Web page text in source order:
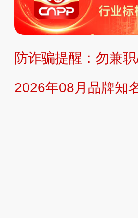
不代理、不招商、不
持投资购买的观点或
提交说明： 快速提交
防诈骗提醒：勿兼
2026年08月品牌知